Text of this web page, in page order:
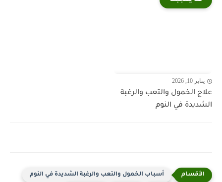
يناير 10, 2026
علاج الخمول والتعب والرغبة
الشديدة في النوم
أسباب الخمول والتعب والرغبة الشديدة في النوم